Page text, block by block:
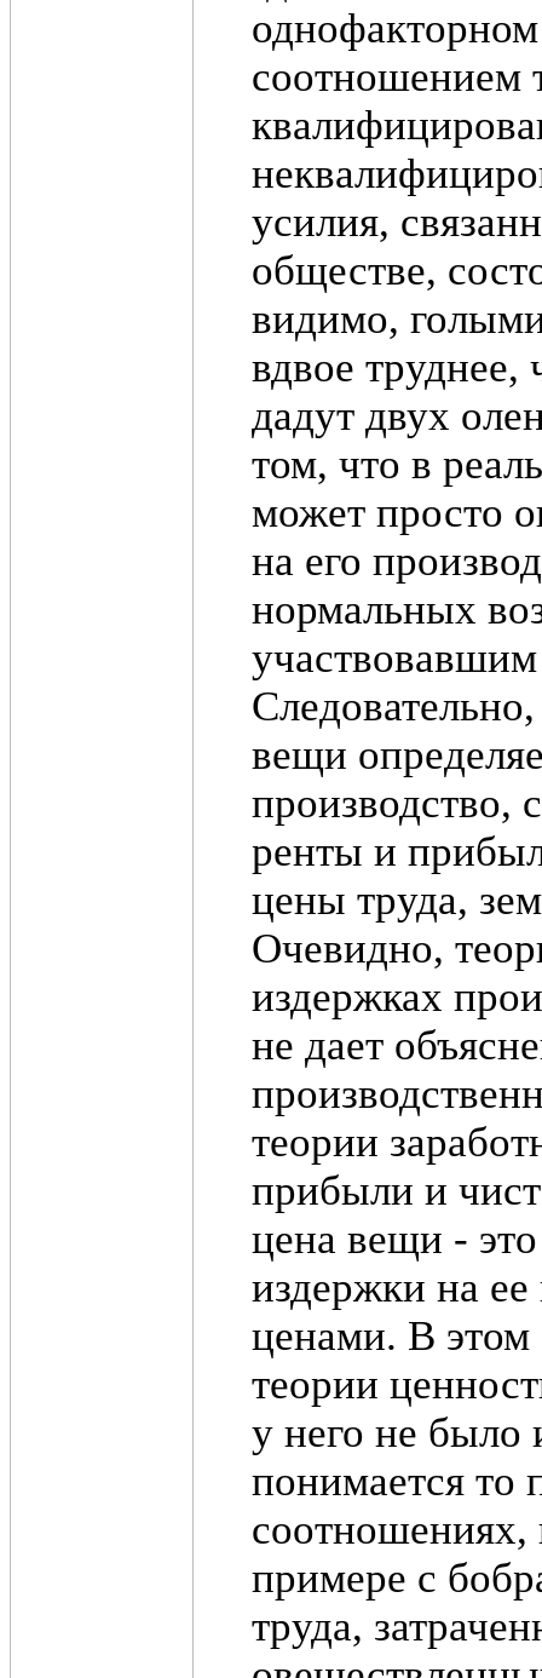
соотношением
усилия,
обществе,
видимо,
вдвое труднее,
дадут двух
том, что в
может просто
на его
нормальных
участвовавшим
вещи
производство,
ренты и
цены труда,
Очевидно,
издержках
не дает
теории
прибыли и
цена вещи -
издержки на ее
ценами. В
теории
у него не было
понимается то
примере с
труда,